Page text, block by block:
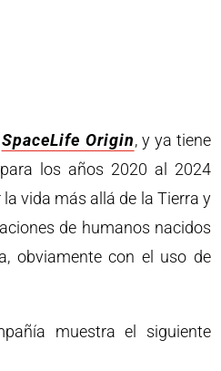
SpaceLife Origin, y ya tiene
los años 2020 al 2024
vida más allá de la Tierra y
de humanos nacidos
obviamente con el uso de
muestra el siguiente